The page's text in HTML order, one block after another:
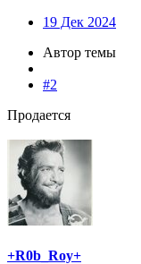
19 Дек 2024
Автор темы
#2
Продается
+R0b_Roy+